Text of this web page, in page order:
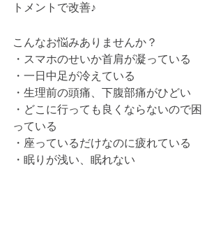
トメントで改善♪
こんなお悩みありませんか？
・スマホのせいか首肩が凝っている
・一日中足が冷えている
・生理前の頭痛、下腹部痛がひどい
・どこに行っても良くならないので困
っている
・座っているだけなのに疲れている
・眠りが浅い、眠れない